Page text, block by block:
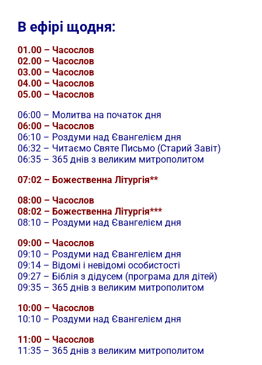
В ефірі щодня:
01.00 – Часослов
02.00 – Часослов
03.00 – Часослов
04.00 – Часослов
05.00 – Часослов
06:00 – Молитва на початок дня
06:00 – Часослов
06:10 – Роздуми над Євангелієм дня
06:32 – Читаємо Святе Письмо (Старий Завіт)
06:35 – 365 днів з великим митрополитом
07:02 – Божественна Літургія**
08:00 – Часослов
08:02 – Божественна Літургія***
08:10 – Роздуми над Євангелієм дня
09:00 – Часослов
09:10 – Роздуми над Євангелієм дня
09:14 – Відомі і невідомі особистості
09:27 – Біблія з дідусем (програма для дітей)
09:35 – 365 днів з великим митрополитом
10:00 – Часослов
10:10 – Роздуми над Євангелієм дня
11:00 – Часослов
11:35 – 365 днів з великим митрополитом